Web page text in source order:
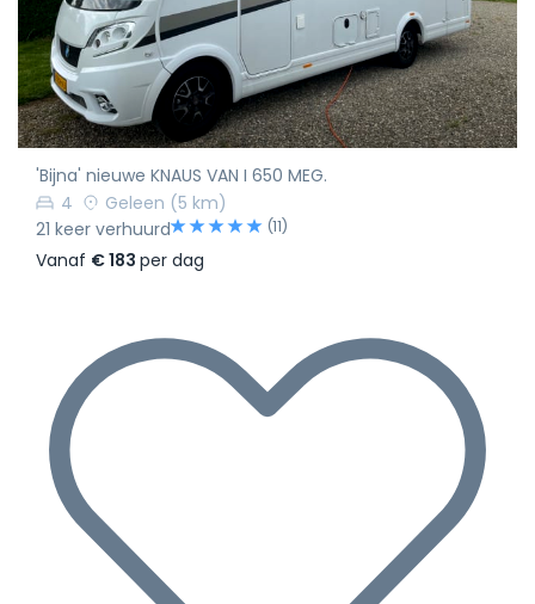
'Bijna' nieuwe KNAUS VAN I 650 MEG.
4
Geleen (5 km)
21 keer verhuurd
(11)
Vanaf € 183 per dag